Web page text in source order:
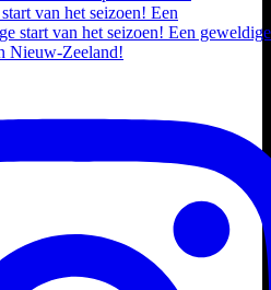
van het seizoen! Een